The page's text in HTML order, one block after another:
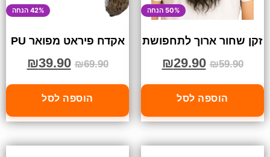
50% הנחה
זקן שחור ארוך לתחפושת
₪59.90
₪29.90
הוספה לסל
42% הנחה
אקדח פיראט מפואר PU
₪69.90
₪39.90
הוספה לסל